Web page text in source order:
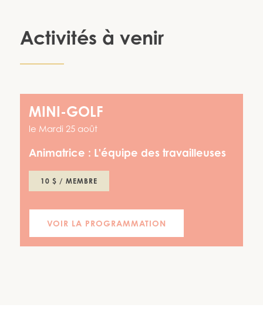
Activités à venir
MINI-GOLF
le Mardi 25 août
Animatrice : L'équipe des travailleuses
10 $ / MEMBRE
VOIR LA PROGRAMMATION